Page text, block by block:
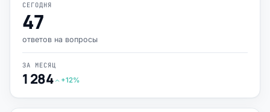
СЕГОДНЯ
47
ответов на вопросы
ЗА МЕСЯЦ
1 284 +12%